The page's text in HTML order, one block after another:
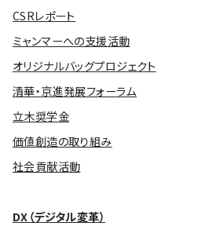
CSRレポート
ミャンマーへの支援活動
オリジナルバッグプロジェクト
清華・京進発展フォーラム
立木奨学金
価値創造の取り組み
社会貢献活動
DX（デジタル変革）